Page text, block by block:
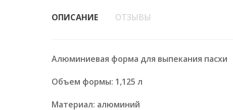
ОПИСАНИЕ ОТЗЫВЫ
Алюминиевая форма для выпекания пасхи
Объем формы: 1,125 л
Материал: алюминий